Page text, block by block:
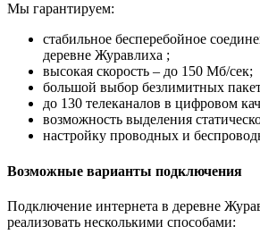
Мы гарантируем:
стабильное бесперебойное
деревне Журавлиха ;
высокая скорость – до 150 Мб/сек;
большой выбор безлимитных
до 130 телеканалов в цифровом
возможность выделения
настройку проводных и
Возможные варианты подключения
Подключение интернета в деревне
реализовать несколькими способами: